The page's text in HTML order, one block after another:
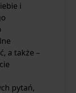
i
a także –
pytań,